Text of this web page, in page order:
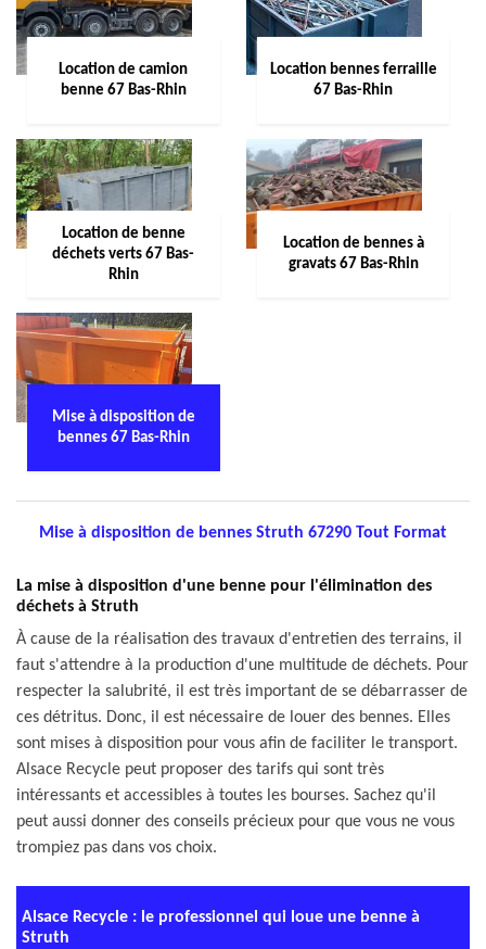
Location de camion
benne 67 Bas-Rhin
Location bennes ferraille
67 Bas-Rhin
Location de benne
déchets verts 67 Bas-
Rhin
Location de bennes à
gravats 67 Bas-Rhin
Mise à disposition de
bennes 67 Bas-Rhin
Mise à disposition de bennes Struth 67290 Tout Format
La mise à disposition d'une benne pour l'élimination des
déchets à Struth
À cause de la réalisation des travaux d'entretien des terrains, il
faut s'attendre à la production d'une multitude de déchets. Pour
respecter la salubrité, il est très important de se débarrasser de
ces détritus. Donc, il est nécessaire de louer des bennes. Elles
sont mises à disposition pour vous afin de faciliter le transport.
Alsace Recycle peut proposer des tarifs qui sont très
intéressants et accessibles à toutes les bourses. Sachez qu'il
peut aussi donner des conseils précieux pour que vous ne vous
trompiez pas dans vos choix.
Alsace Recycle : le professionnel qui loue une benne à
Struth